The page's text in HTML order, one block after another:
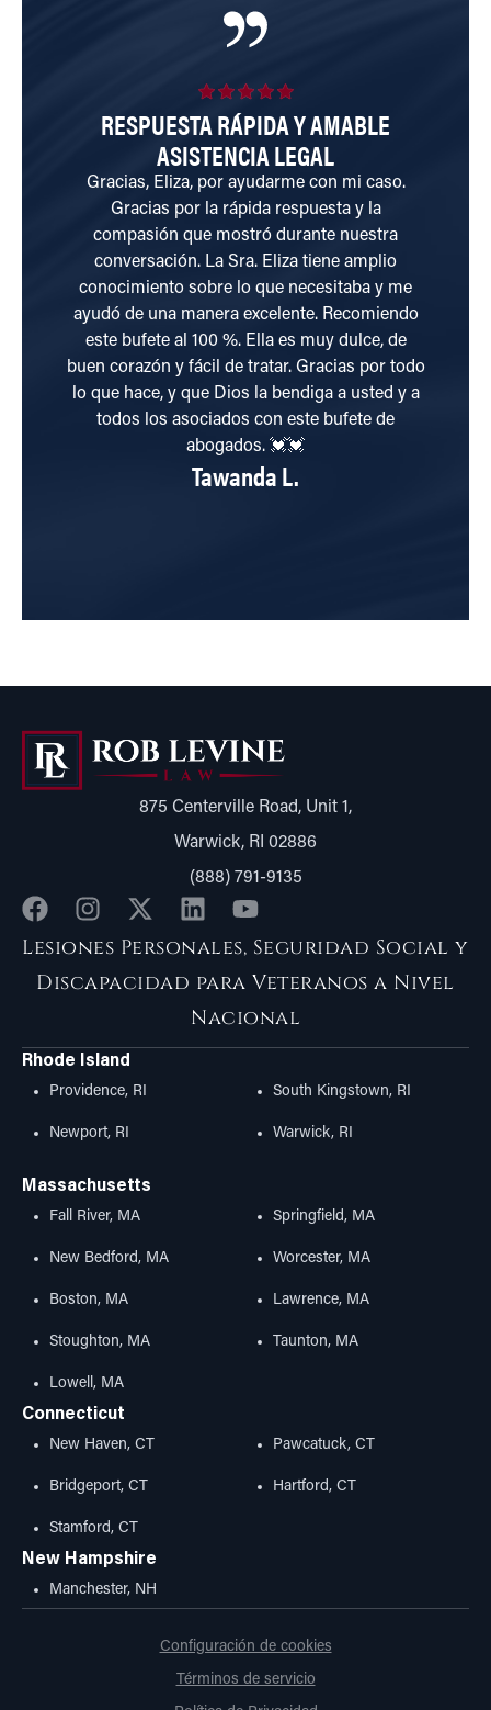
RESPUESTA RÁPIDA Y AMABLE
ASISTENCIA LEGAL
Gracias, Eliza, por ayudarme con mi caso.
Gracias por la rápida respuesta y la
compasión que mostró durante nuestra
conversación. La Sra. Eliza tiene amplio
conocimiento sobre lo que necesitaba y me
ayudó de una manera excelente. Recomiendo
este bufete al 100 %. Ella es muy dulce, de
buen corazón y fácil de tratar. Gracias por todo
lo que hace, y que Dios la bendiga a usted y a
todos los asociados con este bufete de
abogados. 💓💓
Tawanda L.
875 Centerville Road, Unit 1,
Warwick, RI 02886
(888) 791-9135
Lesiones Personales, Seguridad Social y
Discapacidad para Veteranos a Nivel
Nacional
Rhode Island
Providence, RI
Newport, RI
South Kingstown, RI
Warwick, RI
Massachusetts
Fall River, MA
New Bedford, MA
Boston, MA
Stoughton, MA
Lowell, MA
Springfield, MA
Worcester, MA
Lawrence, MA
Taunton, MA
Connecticut
New Haven, CT
Bridgeport, CT
Stamford, CT
Pawcatuck, CT
Hartford, CT
New Hampshire
Manchester, NH
Términos de servicio
Configuración de cookies